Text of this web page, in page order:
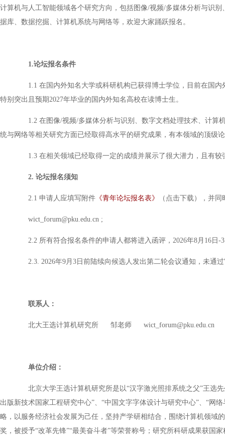
计算机与人工智能领域各个研究方向，包括图像/视频/多媒体分析与识
据库、数据挖掘、计算机系统与网络等，欢迎大家踊跃报名。
1.论坛报名条件
1.1 在国内外知名大学或科研机构已获得博士学位，目前在国内
特别突出且预期2027年毕业的国内外知名高校在读博士生。
1.2 在图像/视频/多媒体分析与识别、数字文档处理技术、计算
统与网络等相关研究方面已经取得高水平的研究成果，有本领域的顶级
1.3 在相关领域已经取得一定的成绩并展示了很大潜力，且有
2. 论坛报名须知
2.1 申请人应填写附件 《青年论坛报名表》 （点击下载），并
wict_forum@pku.edu.cn ;
2.2 所有符合报名条件的申请人都将进入函评，2026年8月16日-
2.3. 2026年9月3日前陆续向候选人发出第二轮会议通知，未通过
联系人：
北大王选计算机研究所 邹老师 wict_forum@pku.edu.cn
单位介绍：
北京大学王选计算机研究所是以“汉字激光照排系统之父”王选先
出版新技术国家工程研究中心”、“中国文字字体设计与研究中心”、“网
略，以服务经济社会发展为己任，坚持产学研相结合，围绕计算机领域
奖，被授予“改革先锋”“最美奋斗者”等荣誉称号；研究所科研成果获国